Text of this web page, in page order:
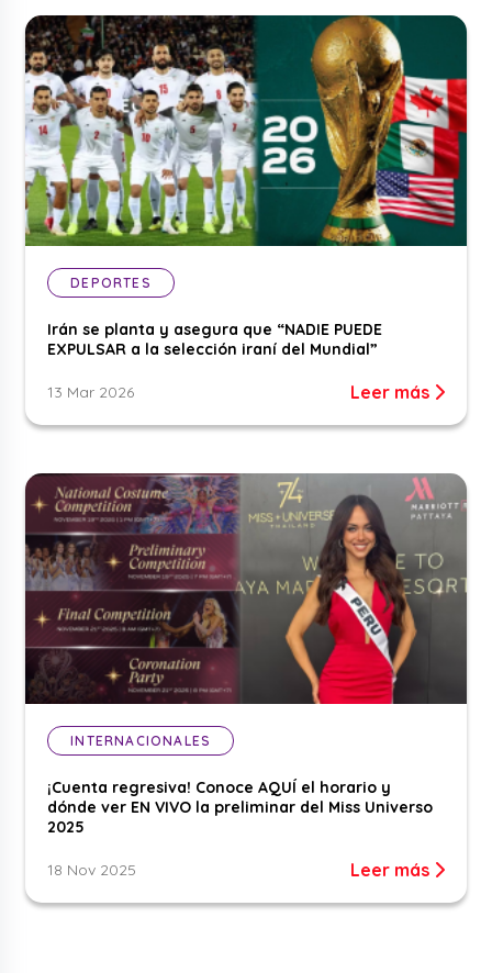
DEPORTES
Irán se planta y asegura que “NADIE PUEDE
EXPULSAR a la selección iraní del Mundial”
13 Mar 2026 Leer más
INTERNACIONALES
¡Cuenta regresiva! Conoce AQUÍ el horario y
dónde ver EN VIVO la preliminar del Miss Universo
2025
18 Nov 2025 Leer más